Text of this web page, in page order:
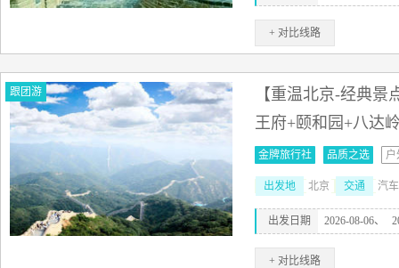
+ 对比线路
跟团游
【重温北京-经典
王府+颐和园+八达
金牌旅行社 品质之选 户
出发地 北京 交通 汽
出发日期 2026-08-06、
+ 对比线路